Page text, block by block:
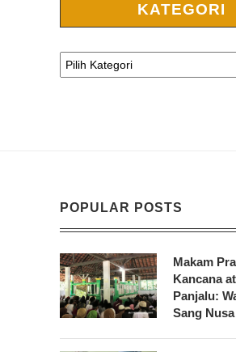
KATEGORI
POPULAR POSTS
Makam
Kancana
Panjalu:
Sang